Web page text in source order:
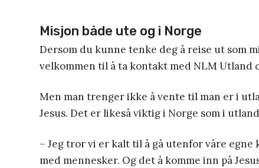
Misjon både ute og i Norge
Dersom du kunne tenke deg å reise ut som
velkommen til å ta kontakt med NLM Utland
Men man trenger ikke å vente til man er i
Jesus. Det er likeså viktig i Norge som i
– Jeg tror vi er kalt til å gå utenfor våre
med mennesker. Og det å komme inn på